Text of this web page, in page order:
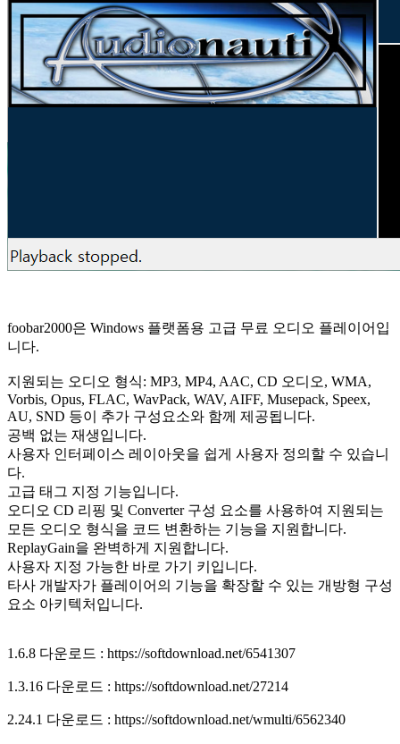
foobar2000은 Windows 플랫폼용 고급 무료 오디오 플레이어입
니다.
지원되는 오디오 형식: MP3, MP4, AAC, CD 오디오, WMA,
Vorbis, Opus, FLAC, WavPack, WAV, AIFF, Musepack, Speex,
AU, SND 등이 추가 구성요소와 함께 제공됩니다.
공백 없는 재생입니다.
사용자 인터페이스 레이아웃을 쉽게 사용자 정의할 수 있습니
다.
고급 태그 지정 기능입니다.
오디오 CD 리핑 및 Converter 구성 요소를 사용하여 지원되는
모든 오디오 형식을 코드 변환하는 기능을 지원합니다.
ReplayGain을 완벽하게 지원합니다.
사용자 지정 가능한 바로 가기 키입니다.
타사 개발자가 플레이어의 기능을 확장할 수 있는 개방형 구성
요소 아키텍처입니다.
1.6.8 다운로드 : https://softdownload.net/6541307
1.3.16 다운로드 : https://softdownload.net/27214
2.24.1 다운로드 : https://softdownload.net/wmulti/6562340